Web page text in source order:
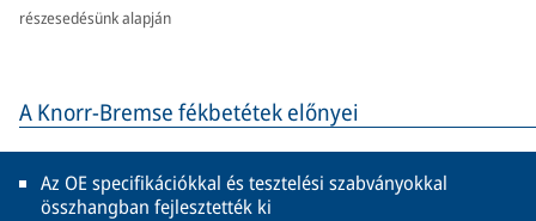
részesedésünk alapján
A Knorr-Bremse fékbetétek előnyei
Az OE specifikációkkal és tesztelési szabványokkal
összhangban fejlesztették ki